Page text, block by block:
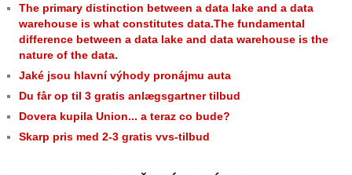
The primary distinction between a data lake and a data
warehouse is what constitutes data.The fundamental
difference between a data lake and data warehouse is the
nature of the data.
Jaké jsou hlavní výhody pronájmu auta
Du får op til 3 gratis anlægsgartner tilbud
Dovera kupila Union... a teraz co bude?
Skarp pris med 2-3 gratis vvs-tilbud